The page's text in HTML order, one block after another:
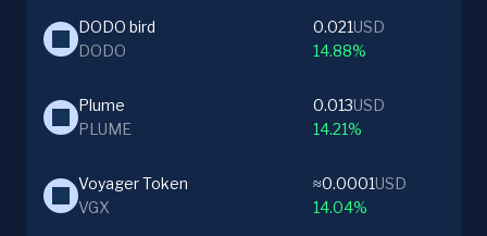
DODO bird
DODO
0.021USD
14.88%
Plume
PLUME
0.013USD
14.21%
Voyager Token
VGX
≈0.0001USD
14.04%